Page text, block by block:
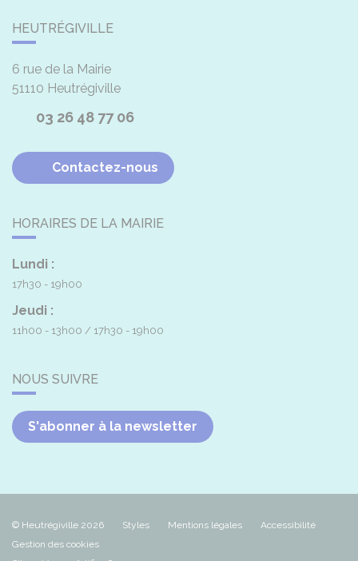
HEUTRÉGIVILLE
6 rue de la Mairie
51110 Heutrégiville
03 26 48 77 06
Contactez-nous
HORAIRES DE LA MAIRIE
Lundi :
17h30 - 19h00
Jeudi :
11h00 - 13h00 17h30 - 19h00
NOUS SUIVRE
S'abonner à la newsletter
© Heutrégiville 2026 Styles Mentions légales
Accessibilité
Gestion des cookies